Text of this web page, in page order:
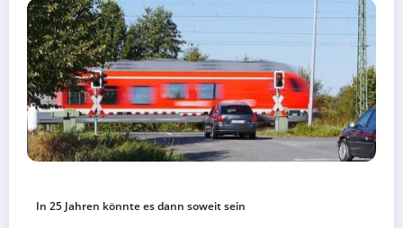
In 25 Jahren könnte es dann soweit sein